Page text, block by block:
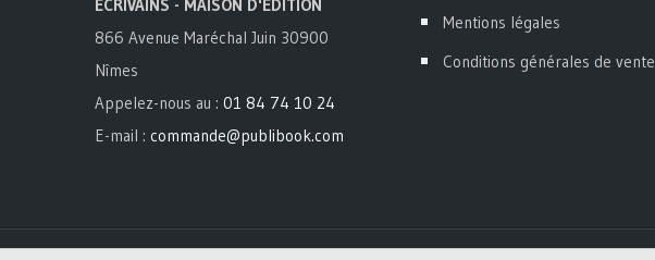
ECRIVAINS - MAISON D'ÉDITION
866 Avenue Maréchal Juin 30900
Nîmes
Appelez-nous au : 01 84 74 10 24
E-mail : commande@publibook.com
Mentions légales
Conditions générales de vente